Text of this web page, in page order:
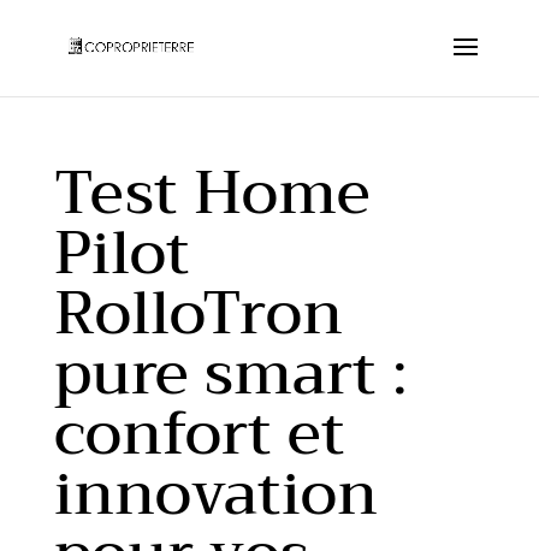
Test Home
Pilot
RolloTron
pure smart :
confort et
innovation